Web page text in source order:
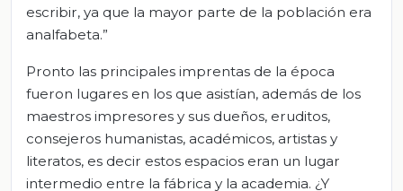
escribir, ya que la mayor parte de la población era
analfabeta.”
Pronto las principales imprentas de la época
fueron lugares en los que asistían, además de los
maestros impresores y sus dueños, eruditos,
consejeros humanistas, académicos, artistas y
literatos, es decir estos espacios eran un lugar
intermedio entre la fábrica y la academia. ¿Y